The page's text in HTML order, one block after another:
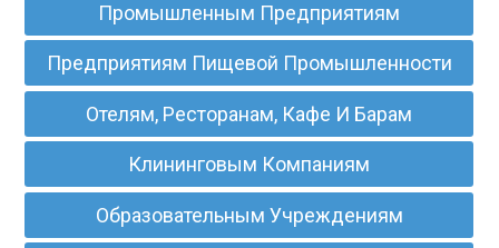
Промышленным Предприятиям
Предприятиям Пищевой Промышленности
Отелям, Ресторанам, Кафе И Барам
Клининговым Компаниям
Образовательным Учреждениям